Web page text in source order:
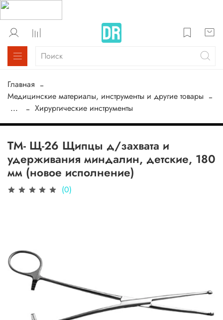
Главная
Медицинские материалы, инструменты и другие товары
...
Хирургические инструменты
ТМ- Щ-26 Щипцы д/захвата и
удерживания миндалин, детские, 180
мм (новое исполнение)
(0)